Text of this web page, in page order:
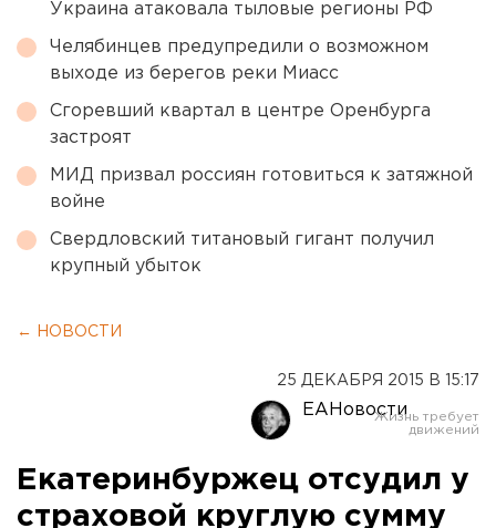
Украина атаковала тыловые регионы РФ
Челябинцев предупредили о возможном
выходе из берегов реки Миасс
Сгоревший квартал в центре Оренбурга
застроят
МИД призвал россиян готовиться к затяжной
войне
Свердловский титановый гигант получил
крупный убыток
← НОВОСТИ
25 ДЕКАБРЯ 2015 В 15:17
ЕАНовости
Екатеринбуржец отсудил у
страховой круглую сумму